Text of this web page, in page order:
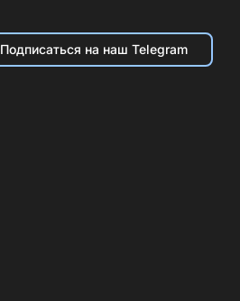
Подписаться на наш Telegram